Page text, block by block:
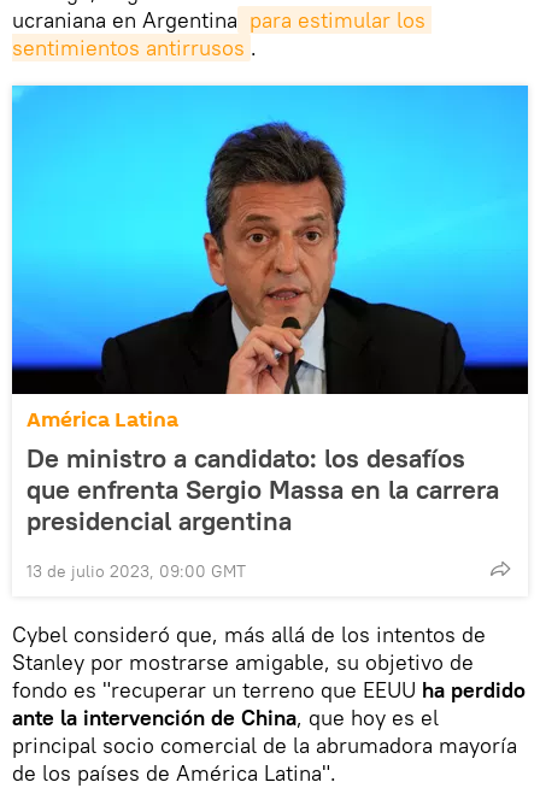
ucraniana en Argentina para estimular los
sentimientos antirrusos .
América Latina
De ministro a candidato: los desafíos
que enfrenta Sergio Massa en la carrera
presidencial argentina
13 de julio 2023, 09:00 GMT
Cybel consideró que, más allá de los intentos de
Stanley por mostrarse amigable, su objetivo de
fondo es "recuperar un terreno que EEUU ha perdido
ante la intervención de China, que hoy es el
principal socio comercial de la abrumadora mayoría
de los países de América Latina".